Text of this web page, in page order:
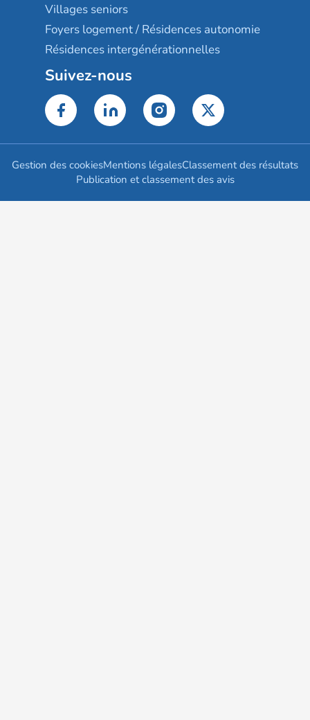
Villages seniors
Foyers logement / Résidences autonomie
Résidences intergénérationnelles
Suivez-nous
Gestion des cookiesMentions légalesClassement des résultats
Publication et classement des avis